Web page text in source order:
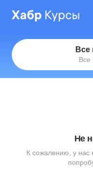
Все
Все
Не
К сожалению, у нас